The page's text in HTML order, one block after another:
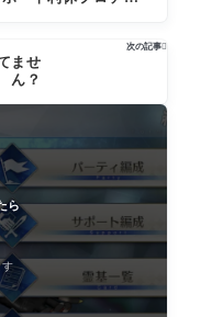
付き
次の記事
ませ
ん？
ら
す